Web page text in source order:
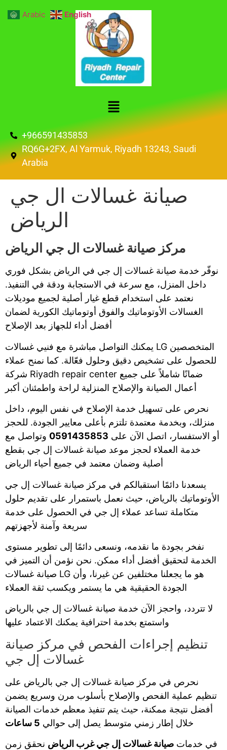
+966591435853
RQ6G+2FX, Al Yarmuk, Riyadh 13243, Saudi
Arabia
صيانة غسالات ال جي
الرياض
مركز صيانة غسالات ال جي الرياض
نوفّر خدمة صيانة غسالات إل جي في الرياض بشكل فوري
داخل المنزل، مع سرعة في الاستجابة ودقة في التنفيذ.
نعتمد على استخدام قطع غيار أصلية لجميع موديلات
الغسالات الأوتوماتيك والفوق أوتوماتيك الكورية لضمان
أفضل أداء للجهاز بعد الإصلاح
يمكنك التواصل مباشرة مع فنيي غسالات LG المتخصصين
للحصول على تشخيص دقيق وحلول فعّالة. كما نمنح عملاء
شركة Riyadh repair center ضمانًا شاملاً على جميع
أعمال الصيانة والإصلاح المنزلية لراحة واطمئنان أكبر
نحرص على تسهيل خدمة الإصلاح في نفس اليوم، داخل
منزلك، وبخدمة معتمدة تلتزم بأعلى معايير الجودة. للحجز
أو الاستفسار، اتصل الآن على 0591435853 وتواصل مع
خدمة العملاء لحجز موعد صيانة غسالات إل جي بقطع
أصلية وضمان معتمد في جميع أحياء الرياض
يسعدنا دائمًا استقبالكم في مركز صيانة غسالات إل جي
الأوتوماتيك بالرياض، حيث نعمل باستمرار على تقديم حلول
متكاملة تساعد عملاء إل جي في الحصول على خدمة
سريعة وآمنة لأجهزتهم
نفخر بجودة ما نقدمه، ونسعى دائمًا إلى تطوير مستوى
الخدمة لتحقيق أفضل أداء ممكن. نحن نؤمن أن التميز في
صيانة غسالات LG هو ما يجعلنا مختلفين عن غيرنا، وأن
الجودة الحقيقية هي ما يستمر ويكسب ثقة العملاء
لا تتردد، واحجز الآن خدمة صيانة غسالات إل جي بالرياض
واستمتع بخدمة احترافية يمكنك الاعتماد عليها
تنظيم إجراءات الفحص في مركز صيانة
غسالات إل جي
نحرص في مركز صيانة غسالات إل جي بالرياض على
تنظيم عملية الفحص والإصلاح بأسلوب مرن وسريع يضمن
أفضل نتيجة ممكنة، حيث يتم تنفيذ معظم خدمات الصيانة
خلال إطار زمني متوسط يصل إلى حوالي 5 ساعات
في خدمات صيانة غسالات إل جي غرب الرياض نحقق زمن
Arabic English